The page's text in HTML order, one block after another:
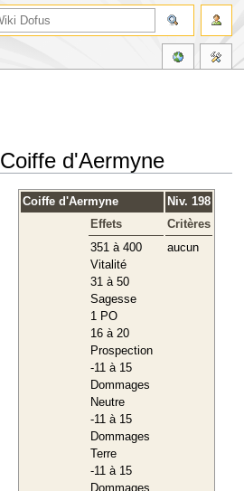
Coiffe d'Aermyne
Coiffe d'Aermyne
Niv. 198
Effets
Critères
351 à 400
Vitalité
31 à 50
Sagesse
1 PO
16 à 20
Prospection
-11 à 15
Dommages
Neutre
-11 à 15
Dommages
Terre
-11 à 15
Dommages
aucun